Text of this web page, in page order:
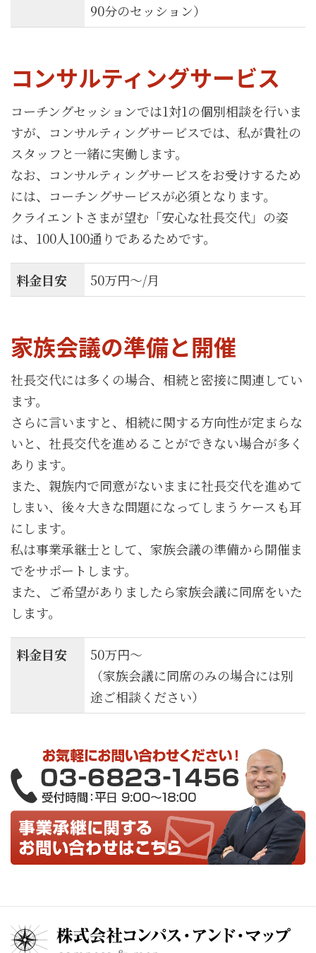
90分のセッション）
コンサルティングサービス
コーチングセッションでは1対1の個別相談を行いま
すが、コンサルティングサービスでは、私が貴社の
スタッフと一緒に実働します。
なお、コンサルティングサービスをお受けするため
には、コーチングサービスが必須となります。
クライエントさまが望む「安心な社長交代」の姿
は、100人100通りであるためです。
料金目安 50万円〜/月
家族会議の準備と開催
社長交代には多くの場合、相続と密接に関連してい
ます。
さらに言いますと、相続に関する方向性が定まらな
いと、社長交代を進めることができない場合が多く
あります。
また、親族内で同意がないままに社長交代を進めて
しまい、後々大きな問題になってしまうケースも耳
にします。
私は事業承継士として、家族会議の準備から開催ま
でをサポートします。
また、ご希望がありましたら家族会議に同席をいた
します。
料金目安
50万円〜
（家族会議に同席のみの場合には別
途ご相談ください）